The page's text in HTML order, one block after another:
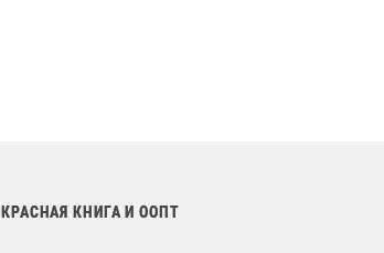
КРАСНАЯ КНИГА И ООПТ